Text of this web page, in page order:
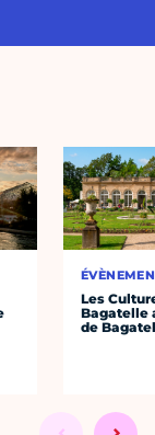
Les
Bagatelle
de